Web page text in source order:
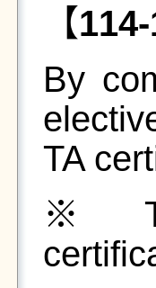
【
By
TA
※